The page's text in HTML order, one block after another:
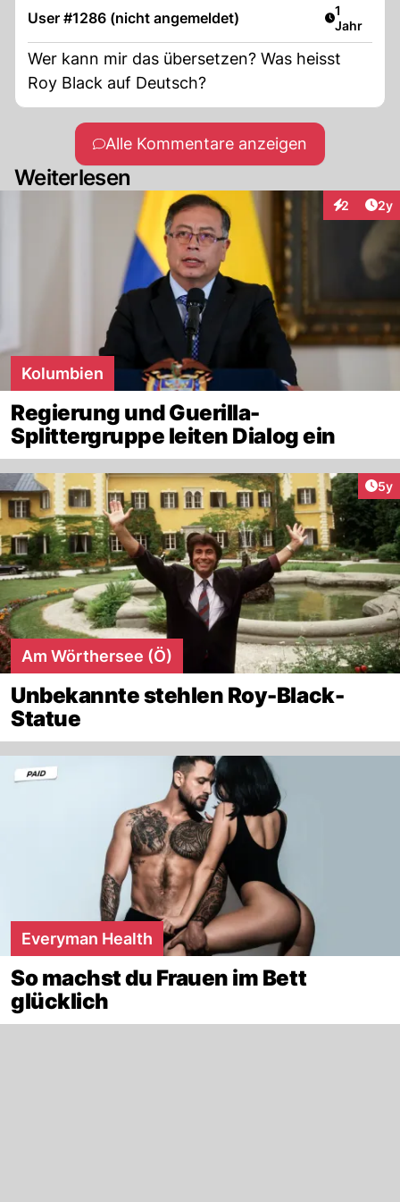
User #1286 (nicht angemeldet) Artikel
1
Jahr
Wer kann mir das übersetzen? Was heisst
Roy Black auf Deutsch?
Alle Kommentare anzeigen
Weiterlesen
2 2y
Kolumbien
Regierung und Guerilla-
Splittergruppe leiten Dialog ein
5y
Am Wörthersee (Ö)
Unbekannte stehlen Roy-Black-
Statue
Everyman Health
So machst du Frauen im Bett
glücklich